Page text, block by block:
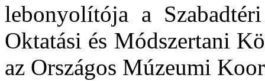
lebonyolítója a
Oktatási és Módszertani
az Országos Múzeumi